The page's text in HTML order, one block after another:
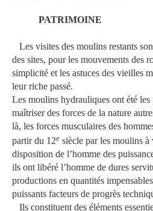
PATRIMOINE
Les visites des moulins restants
des sites, pour les mouvements des
simplicité et les astuces des vieilles
leur riche passé.
Les moulins hydrauliques ont été les
maîtriser des forces de la nature
là, les forces musculaires des
partir du 12e siècle par les moulins
disposition de l’homme des
ils ont libéré l’homme de dures
productions en quantités
puissants facteurs de progrès
Ils constituent des éléments